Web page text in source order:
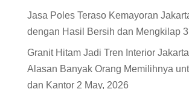
Jasa Poles Teraso Kemayoran
dengan Hasil Bersih dan Mengkilap
Granit Hitam Jadi Tren Interior
Alasan Banyak Orang Memilihnya
dan Kantor 2 May, 2026